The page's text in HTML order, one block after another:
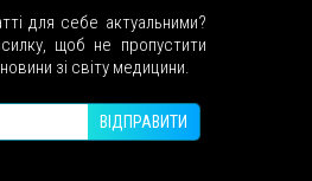
для себе актуальними?
щоб не пропустити
зі світу медицини.